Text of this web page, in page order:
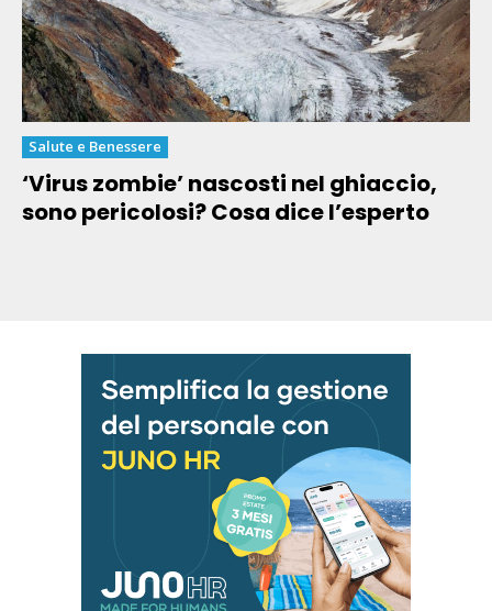
Salute e Benessere
‘Virus zombie’ nascosti nel ghiaccio,
sono pericolosi? Cosa dice l’esperto